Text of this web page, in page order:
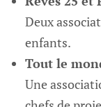
Deux
enfants.
Tout le
Une